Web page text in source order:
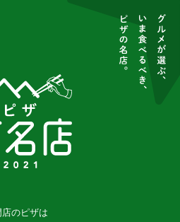
のピザは